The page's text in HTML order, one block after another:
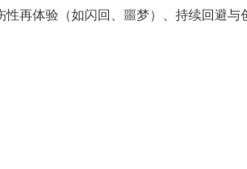
再体验（如闪回、噩梦）、持续回避与